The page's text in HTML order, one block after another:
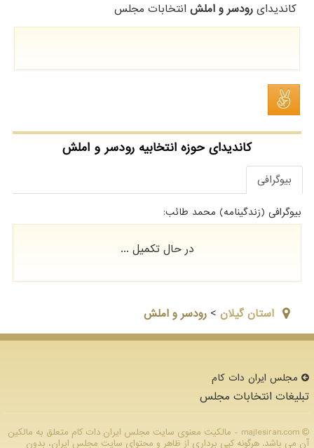
کاندیدای رودسر و املش انتخابات مجلس
کاندیدای حوزه انتخابیه رودسر و املش
بیوگرافی
بیوگرافی (زندگینامه) محمد طائب:
در حال تکمیل ...
استان گيلان > رودسر و املش
مجلس ایران دات كام
تبلیغات انتخابات مجلس
majlesiran.com - مالکیت معنوی سایت مجلس ایران دات كام متعلق به مالکین
آن می باشد. هرگونه کپی برداری از ظاهر و محتوای سایت مجلس ایران، بدون